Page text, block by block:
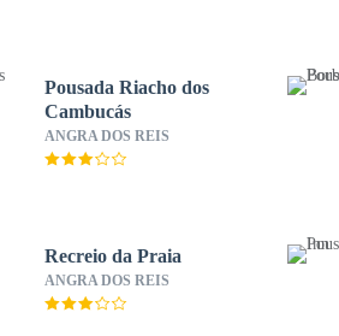
Pousada Riacho dos
Cambucás
ANGRA DOS REIS
Recreio da Praia
ANGRA DOS REIS